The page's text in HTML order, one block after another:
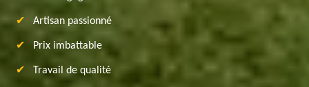
Artisan passionné
Prix imbattable
Travail de qualité